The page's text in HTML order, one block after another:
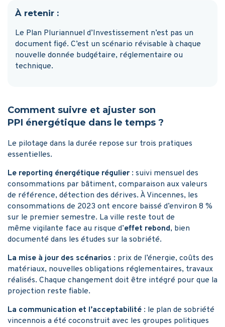
À retenir :
Le Plan Pluriannuel d’Investissement n’est pas un
document figé. C’est un scénario révisable à chaque
nouvelle donnée budgétaire, réglementaire ou
technique.
Comment suivre et ajuster son
PPI énergétique dans le temps ?
Le pilotage dans la durée repose sur trois pratiques
essentielles.
Le reporting énergétique régulier : suivi mensuel des
consommations par bâtiment, comparaison aux valeurs
de référence, détection des dérives. À Vincennes, les
consommations de 2023 ont encore baissé d’environ 8 %
sur le premier semestre. La ville reste tout de
même vigilante face au risque d’effet rebond, bien
documenté dans les études sur la sobriété.
La mise à jour des scénarios : prix de l’énergie, coûts des
matériaux, nouvelles obligations réglementaires, travaux
réalisés. Chaque changement doit être intégré pour que la
projection reste fiable.
La communication et l’acceptabilité : le plan de sobriété
vincennois a été coconstruit avec les groupes politiques